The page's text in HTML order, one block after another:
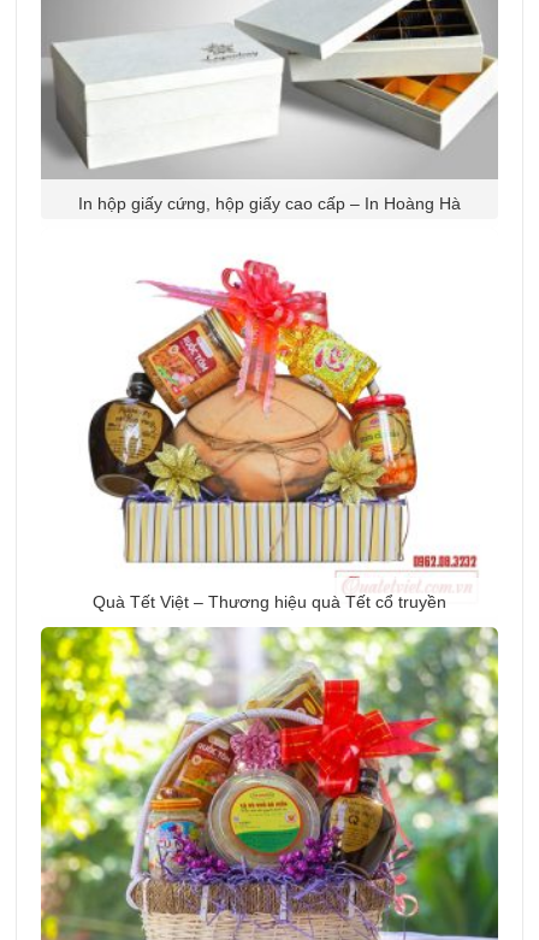
In hộp giấy cứng, hộp giấy cao cấp – In Hoàng Hà
Quà Tết Việt – Thương hiệu quà Tết cổ truyền